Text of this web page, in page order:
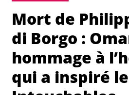
Mort de
di Borgo :
hommage à
qui a inspiré